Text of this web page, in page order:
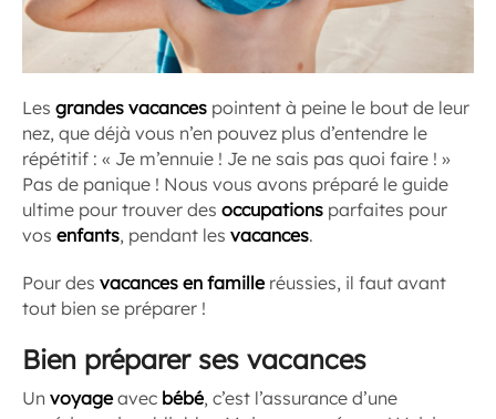
Les grandes vacances pointent à peine le bout de leur
nez, que déjà vous n’en pouvez plus d’entendre le
répétitif : « Je m’ennuie ! Je ne sais pas quoi faire ! »
Pas de panique ! Nous vous avons préparé le guide
ultime pour trouver des occupations parfaites pour
vos enfants, pendant les vacances.
Pour des vacances en familleréussies, il faut avant
tout bien se préparer !
Bien préparer ses vacances
Un voyageavec bébé, c’est l’assurance d’une